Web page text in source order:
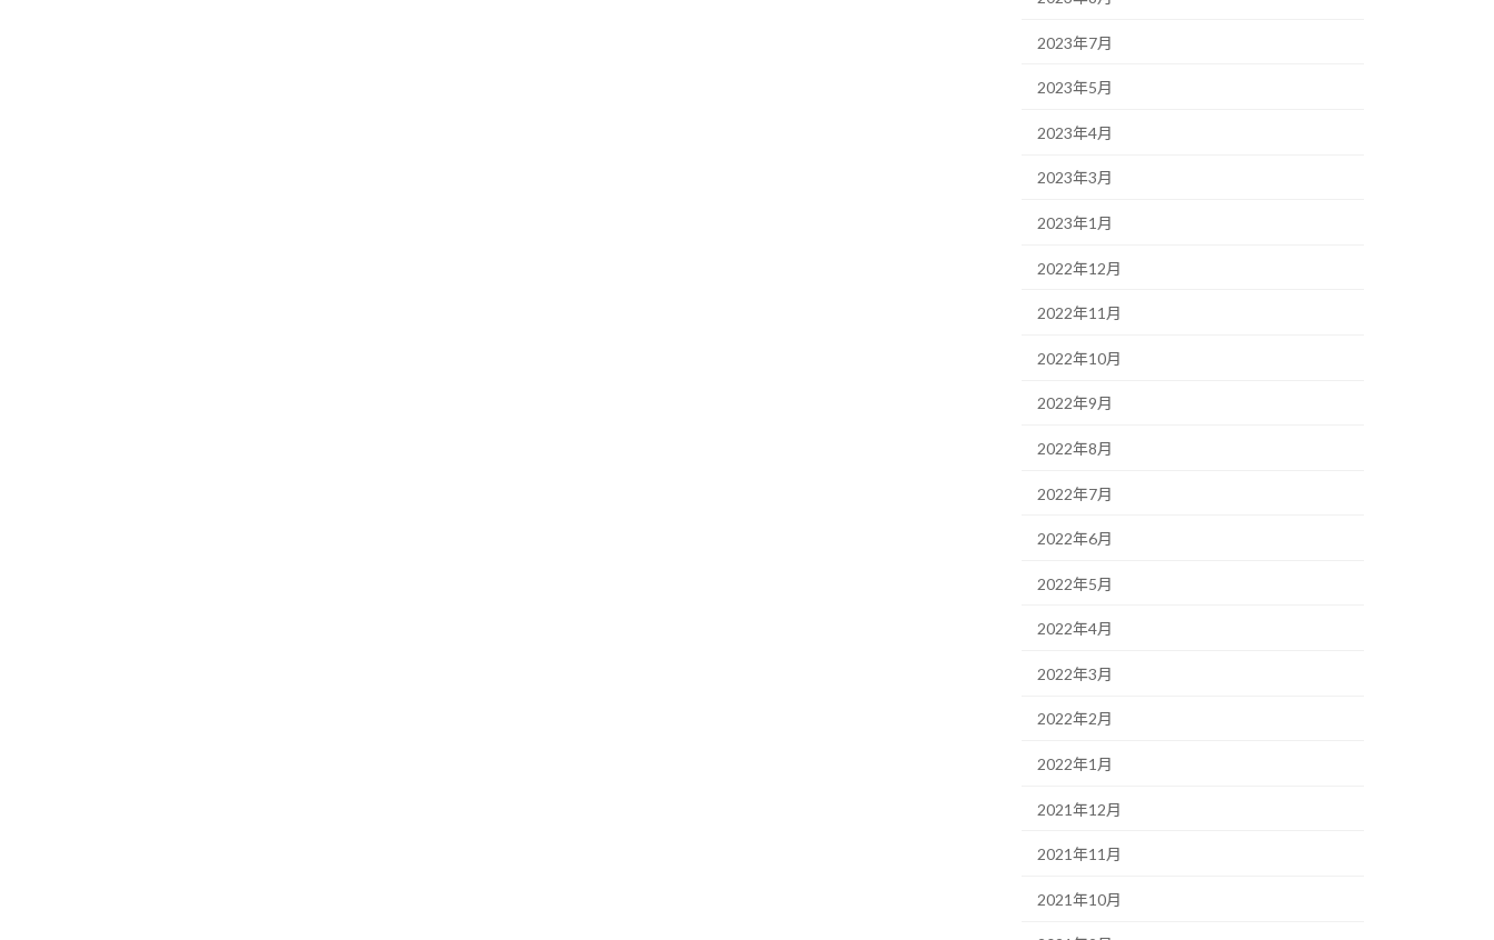
2023年7月
2023年5月
2023年4月
2023年3月
2023年1月
2022年12月
2022年11月
2022年10月
2022年9月
2022年8月
2022年7月
2022年6月
2022年5月
2022年4月
2022年3月
2022年2月
2022年1月
2021年12月
2021年11月
2021年10月